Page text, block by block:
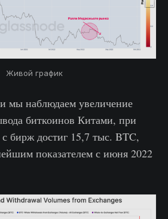
Живой график
мы наблюдаем увеличение
биткоинов Китами, при
бирж достиг 15,7 тыс. BTC,
показателем с июня 2022